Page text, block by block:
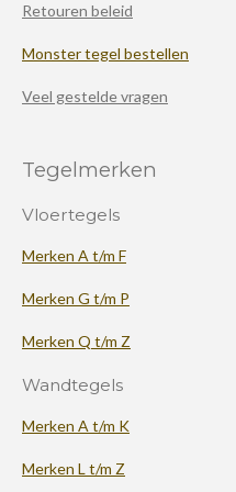
Retouren beleid
Monster tegel bestellen
Veel gestelde vragen
Tegelmerken
Vloertegels
Merken A t/m F
Merken G t/m P
Merken Q t/m Z
Wandtegels
Merken A t/m K
Merken L t/m Z